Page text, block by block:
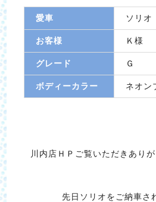
愛車 ソリオ
お客様 Ｋ様
グレード Ｇ
ボディーカラー ネオン
川内店ＨＰご覧いただきあり
先日ソリオをご納車さ